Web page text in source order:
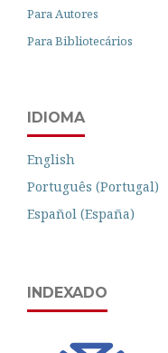
Para Autores
Para Bibliotecários
IDIOMA
English
Português (Portugal)
Español (España)
INDEXADO